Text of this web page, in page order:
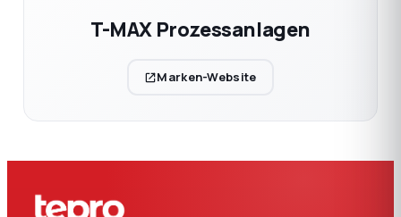
T-MAX Prozessanlagen
Marken-Website